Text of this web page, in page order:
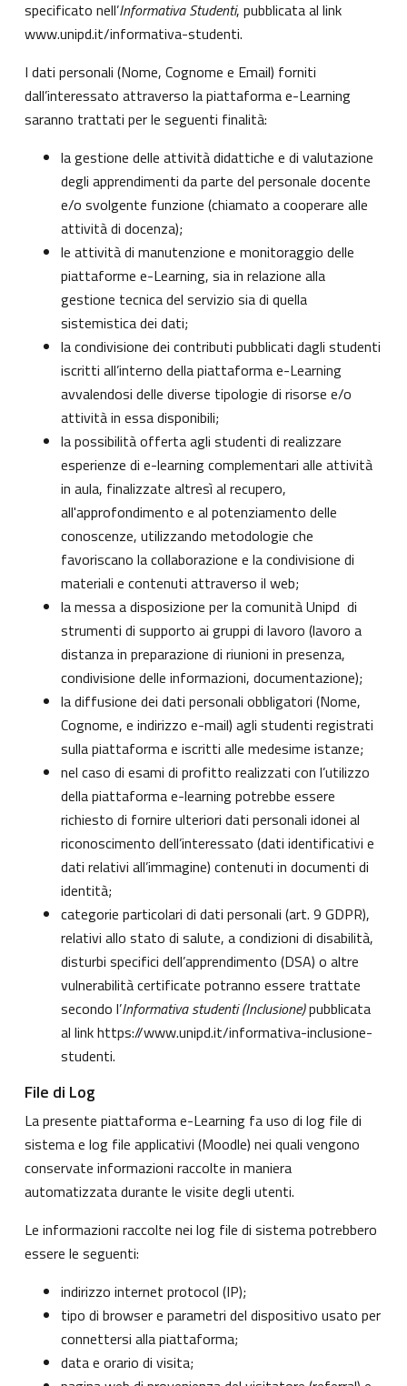
specificato nell’Informativa Studenti, pubblicata al link
www.unipd.it/informativa-studenti.
I dati personali (Nome, Cognome e Email) forniti
dall’interessato attraverso la piattaforma e-Learning
saranno trattati per le seguenti finalità:
la gestione delle attività didattiche e di valutazione
degli apprendimenti da parte del personale docente
e/o svolgente funzione (chiamato a cooperare alle
attività di docenza);
le attività di manutenzione e monitoraggio delle
piattaforme e-Learning, sia in relazione alla
gestione tecnica del servizio sia di quella
sistemistica dei dati;
la condivisione dei contributi pubblicati dagli studenti
iscritti all’interno della piattaforma e-Learning
avvalendosi delle diverse tipologie di risorse e/o
attività in essa disponibili;
la possibilità offerta agli studenti di realizzare
esperienze di e-learning complementari alle attività
in aula, finalizzate altresì al recupero,
all'approfondimento e al potenziamento delle
conoscenze, utilizzando metodologie che
favoriscano la collaborazione e la condivisione di
materiali e contenuti attraverso il web;
la messa a disposizione per la comunità Unipd di
strumenti di supporto ai gruppi di lavoro (lavoro a
distanza in preparazione di riunioni in presenza,
condivisione delle informazioni, documentazione);
la diffusione dei dati personali obbligatori (Nome,
Cognome, e indirizzo e-mail) agli studenti registrati
sulla piattaforma e iscritti alle medesime istanze;
nel caso di esami di profitto realizzati con l’utilizzo
della piattaforma e-learning potrebbe essere
richiesto di fornire ulteriori dati personali idonei al
riconoscimento dell’interessato (dati identificativi e
dati relativi all’immagine) contenuti in documenti di
identità;
categorie particolari di dati personali (art. 9 GDPR),
relativi allo stato di salute, a condizioni di disabilità,
disturbi specifici dell’apprendimento (DSA) o altre
vulnerabilità certificate potranno essere trattate
secondo l’Informativa studenti (Inclusione)pubblicata
al linkhttps://www.unipd.it/informativa-inclusione-
studenti.
File di Log
La presente piattaforma e-Learning fa uso di log file di
sistema e log file applicativi (Moodle) nei quali vengono
conservate informazioni raccolte in maniera
automatizzata durante le visite degli utenti.
Le informazioni raccolte nei log file di sistema potrebbero
essere le seguenti:
indirizzo internet protocol (IP);
tipo di browser e parametri del dispositivo usato per
connettersi alla piattaforma;
data e orario di visita;